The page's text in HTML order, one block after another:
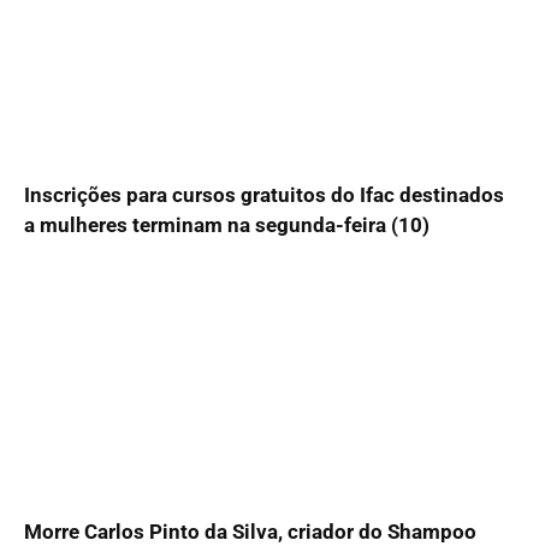
Inscrições para cursos gratuitos do Ifac destinados
a mulheres terminam na segunda-feira (10)
Morre Carlos Pinto da Silva, criador do Shampoo